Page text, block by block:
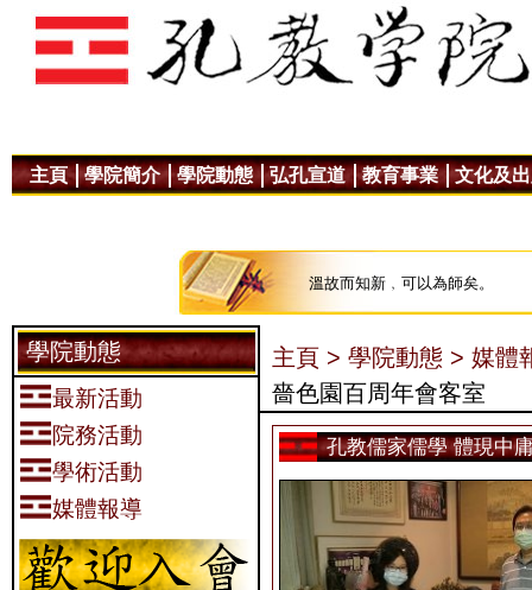
主頁 學院簡介 學院動態 弘孔宣道 教育事業 文化及
溫故而知新﹐可以為師矣。
學院動態
最新活動
院務活動
學術活動
媒體報導
主頁 > 學院動態 > 媒體
嗇色園百周年會客室
孔教儒家儒學 體現中